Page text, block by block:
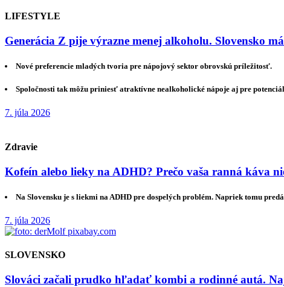
LIFESTYLE
Generácia Z pije výrazne menej alkoholu. Slovensko
Nové preferencie mladých tvoria pre nápojový sektor obrovskú príležitosť.
Spoločnosti tak môžu priniesť atraktívne nealkoholické nápoje aj pre
7. júla 2026
Zdravie
Kofeín alebo lieky na ADHD? Prečo vaša ranná káva
Na Slovensku je s liekmi na ADHD pre dospelých problém. Napriek tomu
7. júla 2026
SLOVENSKO
Slováci začali prudko hľadať kombi a rodinné autá.